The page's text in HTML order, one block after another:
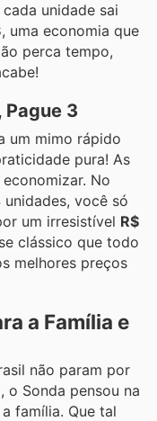
unidade sai
, uma economia que
perca tempo,
Pague 3
um mimo rápido
pura! As
No
você só
um irresistível R$
clássico que todo
melhores preços
a Família e
não param por
o Sonda pensou na
família. Que tal